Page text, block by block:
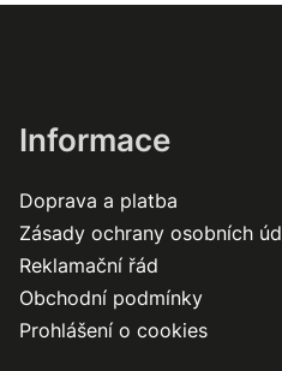
Informace
Doprava a platba
Zásady ochrany osobních
Reklamační řád
Obchodní podmínky
Prohlášení o cookies